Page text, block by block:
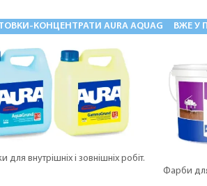
09.01.2014КОНЦЕНТРАТИ AURA AQUAGRUND І
для внутрішніх і зовнішніх робіт.
ВЖЕ У
Фарби